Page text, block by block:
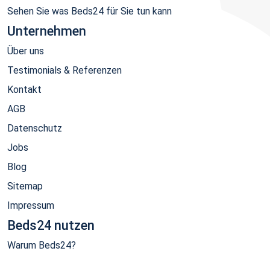
Sehen Sie was Beds24 für Sie tun kann
Unternehmen
Über uns
Testimonials & Referenzen
Kontakt
AGB
Datenschutz
Jobs
Blog
Sitemap
Impressum
Beds24 nutzen
Warum Beds24?